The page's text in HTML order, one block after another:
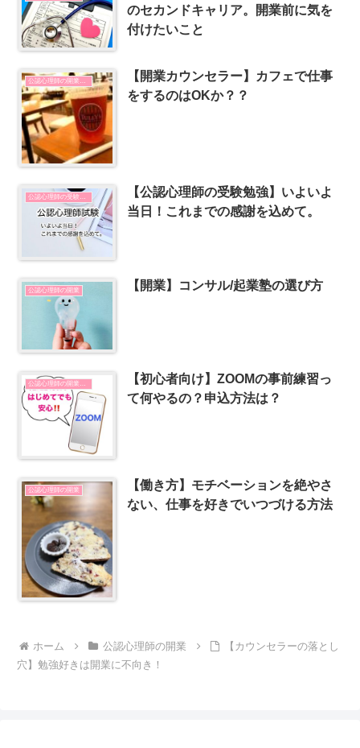
のセカンドキャリア。開業前に気を
付けたいこと
公認心理師の開業とSNSの使い方
【開業カウンセラー】カフェで仕事
をするのはOKか？？
公認心理師の受験勉強
【公認心理師の受験勉強】いよいよ
当日！これまでの感謝を込めて。
公認心理師の開業 【開業】コンサル/起業塾の選び方
【初心者向け】ZOOMの事前練習っ
て何やるの？申込方法は？
公認心理師の開業
【働き方】モチベーションを絶やさ
ない、仕事を好きでいつづける方法
ホーム 公認心理師の開業
【カウンセラーの落とし
穴】勉強好きは開業に不向き！